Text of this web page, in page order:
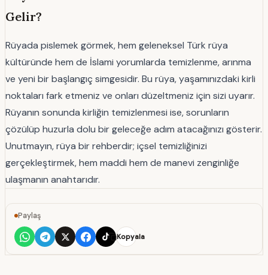
Gelir?
Rüyada pislemek görmek, hem geleneksel Türk rüya
kültüründe hem de İslami yorumlarda temizlenme, arınma
ve yeni bir başlangıç simgesidir. Bu rüya, yaşamınızdaki kirli
noktaları fark etmeniz ve onları düzeltmeniz için sizi uyarır.
Rüyanın sonunda kirliğin temizlenmesi ise, sorunların
çözülüp huzurla dolu bir geleceğe adım atacağınızı gösterir.
Unutmayın, rüya bir rehberdir; içsel temizliğinizi
gerçekleştirmek, hem maddi hem de manevi zenginliğe
ulaşmanın anahtarıdır.
Paylaş
Kopyala